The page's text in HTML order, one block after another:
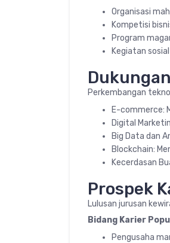
Organisasi
Kompetisi
Program
Kegiatan
Perkembangan
E-commerce:
Digital
Big Data dan
Blockchain:
Kecerdasan
Prospek
Lulusan jurusan
Bidang Karier
Pengusaha